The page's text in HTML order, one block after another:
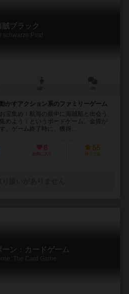
賊ブラック
schwarze Pirat
かすアクション系のファミリーゲーム
宝集め！航海の最中に海賊船と出会う
めよう！というボードゲーム。金貨が
。ゲーム終了時に、獲得...
8
お気に入り
55
持ってる
ーン：カードゲーム
The Card Game